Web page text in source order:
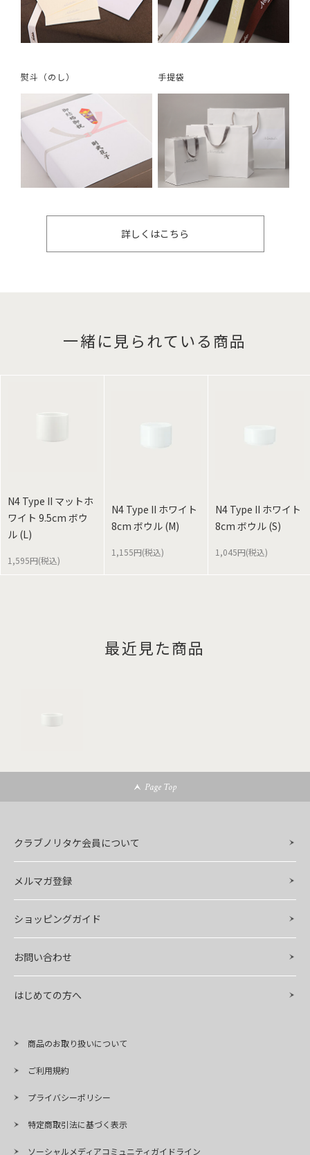
熨斗（のし） 手提袋
詳しくはこちら
一緒に見られている商品
N4 Type II マットホ
ワイト 9.5cm ボウ
ル (L)
1,595円(税込)
N4 Type II ホワイト
8cm ボウル (M)
1,155円(税込)
N4 Type II ホワイト
8cm ボウル (S)
1,045円(税込)
最近見た商品
Page Top
クラブノリタケ会員について
メルマガ登録
ショッピングガイド
お問い合わせ
はじめての方へ
商品のお取り扱いについて
ご利用規約
プライバシーポリシー
特定商取引法に基づく表示
ソーシャルメディアコミュニティガイドライン